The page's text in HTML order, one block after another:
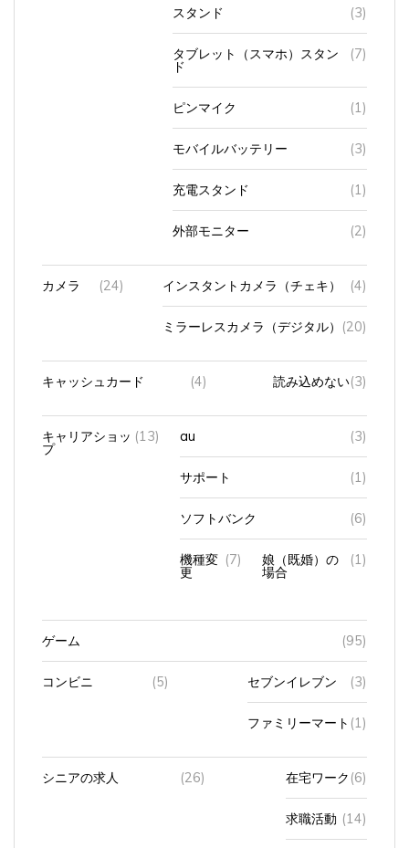
タブレット（スマホ）スタン (7)
ピンマイク (1)
モバイルバッテリー (3)
充電スタンド (1)
外部モニター (2)
カメラ (24) インスタントカメラ（チェキ） (4)
ミラーレスカメラ（デジタル）(20)
キャッシュカード (4) 読み込めない(3)
キャリアショッ(13) au (3)
サポート (1)
ソフトバンク (6)
機種変
更
(7) 娘（既婚）の
場合
(1)
ゲーム (95)
コンビニ (5) セブンイレブン (3)
ファミリーマート(1)
シニアの求人 (26) 在宅ワーク(6)
求職活動 (14)
職種 (9)